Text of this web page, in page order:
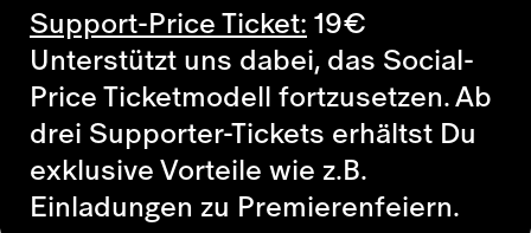
Support-Price Ticket:19€
Unterstützt uns dabei, das Social-
Price Ticketmodell fortzusetzen. Ab
drei Supporter-Tickets erhältst Du
exklusive Vorteile wie z.B.
Einladungen zu Premierenfeiern.